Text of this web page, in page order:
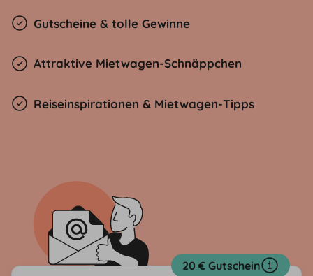
Gutscheine & tolle Gewinne
Attraktive Mietwagen-Schnäppchen
Reiseinspirationen & Mietwagen-Tipps
20 € Gutschein